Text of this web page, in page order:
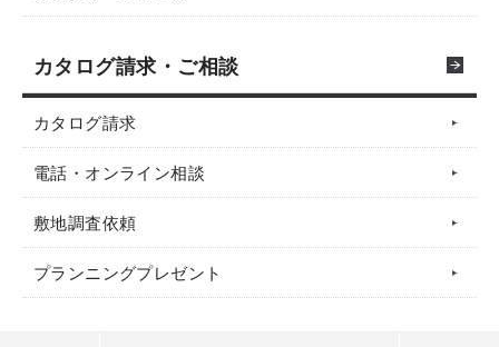
カタログ請求・ご相談
カタログ請求
電話・オンライン相談
敷地調査依頼
プランニングプレゼント